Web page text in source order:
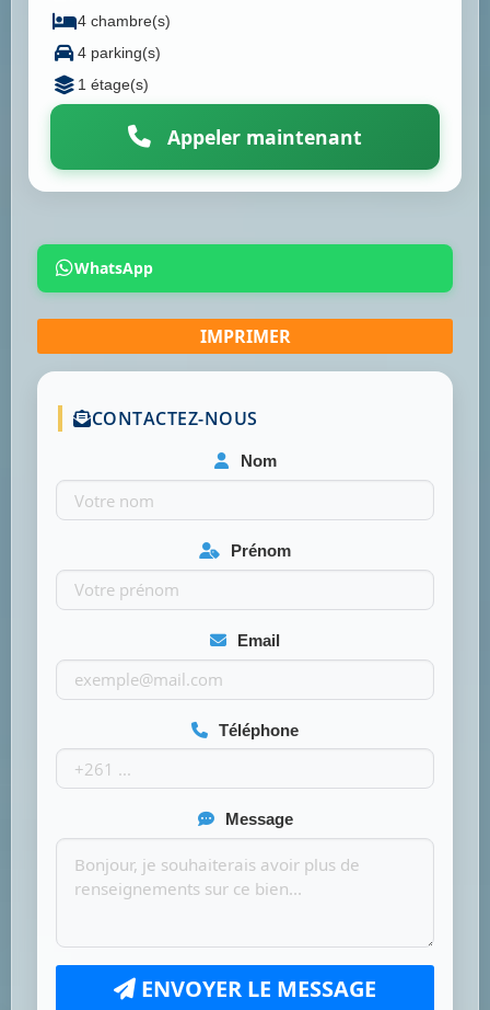
4 chambre(s)
4 parking(s)
1 étage(s)
Appeler maintenant
WhatsApp
CONTACTEZ-NOUS
Nom
Prénom
Email
Téléphone
Message
ENVOYER LE MESSAGE